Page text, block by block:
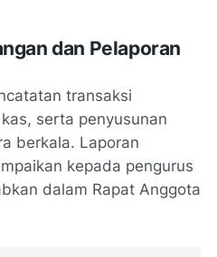
dan Pelaporan
transaksi
serta penyusunan
berkala. Laporan
kepada pengurus
dalam Rapat Anggota